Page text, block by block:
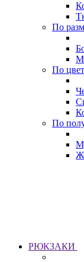
По
По
По
РЮКЗАКИ